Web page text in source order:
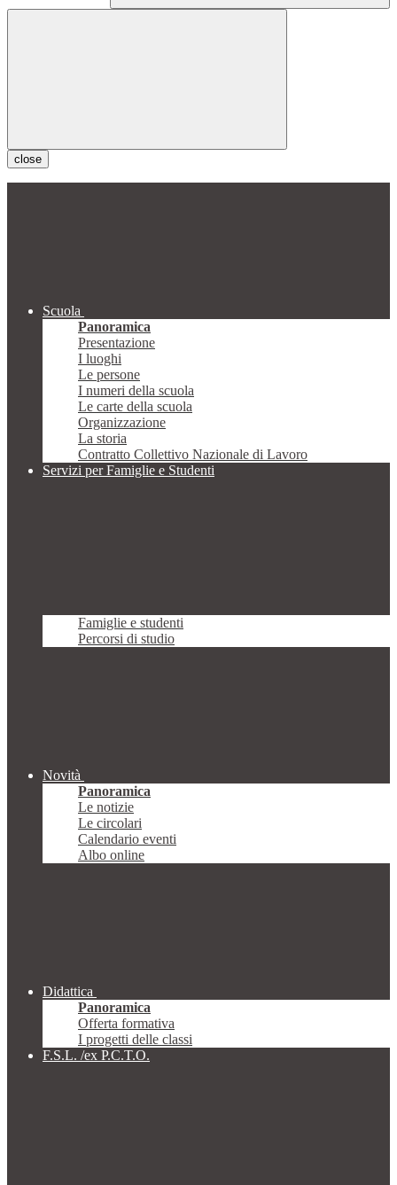
close
Scuola
Panoramica
Presentazione
I luoghi
Le persone
I numeri della scuola
Le carte della scuola
Organizzazione
La storia
Contratto Collettivo Nazionale di Lavoro
Servizi per Famiglie e Studenti
Famiglie e studenti
Percorsi di studio
Novità
Panoramica
Le notizie
Le circolari
Calendario eventi
Albo online
Didattica
Panoramica
Offerta formativa
I progetti delle classi
F.S.L. /ex P.C.T.O.